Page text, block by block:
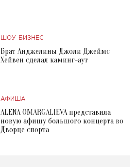
ШОУ-БИЗНЕС
Брат Анджелины Джоли Джеймс
Хейвен сделал каминг-аут
АФИША
ALENA OMARGALIEVA представила
новую афишу большого концерта во
Дворце спорта